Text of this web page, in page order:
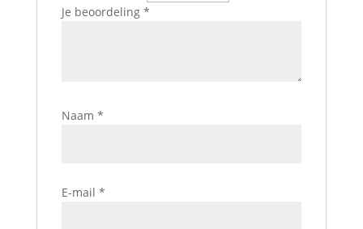
Je beoordeling *
Naam *
E-mail *